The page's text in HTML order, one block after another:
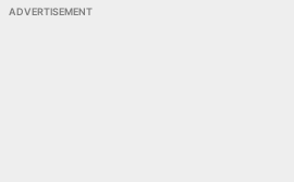
ADVERTISEMENT